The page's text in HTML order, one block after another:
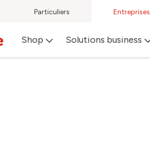
Particuliers Entreprises
Shop Solutions business